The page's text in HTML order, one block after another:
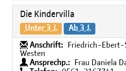
Die Kindervilla
Unter 3 J. Ab 3 J.
Anschrift:
Friedrich-Ebert-
Westen
Ansprechp.:
Frau Daniela